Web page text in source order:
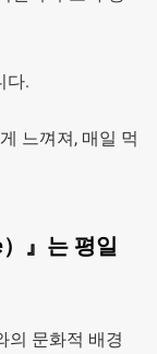
다.
느껴져, 매일 먹
』는 평일
의 문화적 배경